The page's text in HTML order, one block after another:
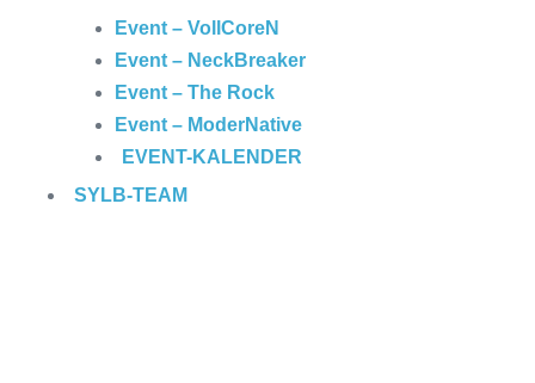
Event – VollCoreN
Event – NeckBreaker
Event – The Rock
Event – ModerNative
EVENT-KALENDER
SYLB-TEAM